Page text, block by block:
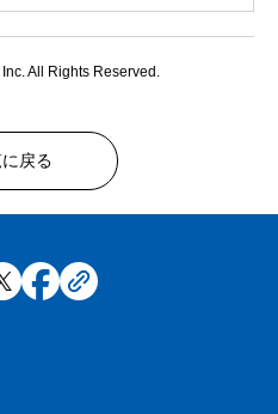
All Rights Reserved.
戻る